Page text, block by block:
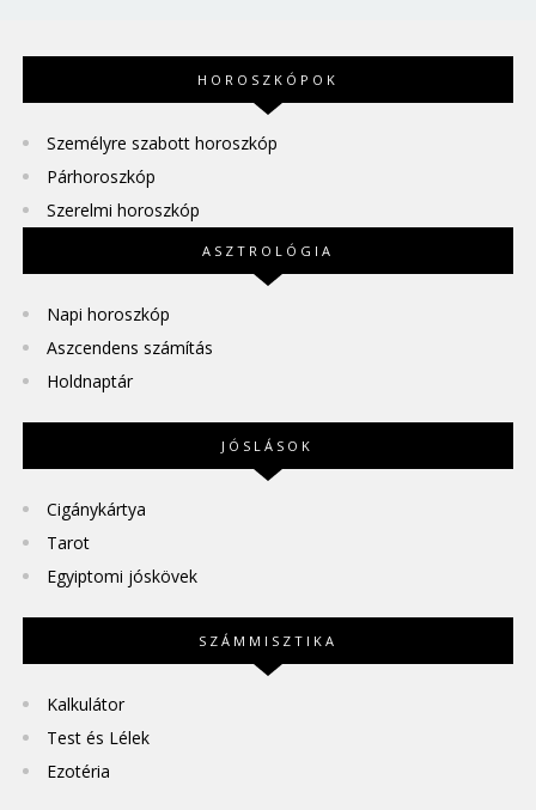
HOROSZKÓPOK
Személyre szabott horoszkóp
Párhoroszkóp
Szerelmi horoszkóp
ASZTROLÓGIA
Napi horoszkóp
Aszcendens számítás
Holdnaptár
JÓSLÁSOK
Cigánykártya
Tarot
Egyiptomi jóskövek
SZÁMMISZTIKA
Kalkulátor
Test és Lélek
Ezotéria